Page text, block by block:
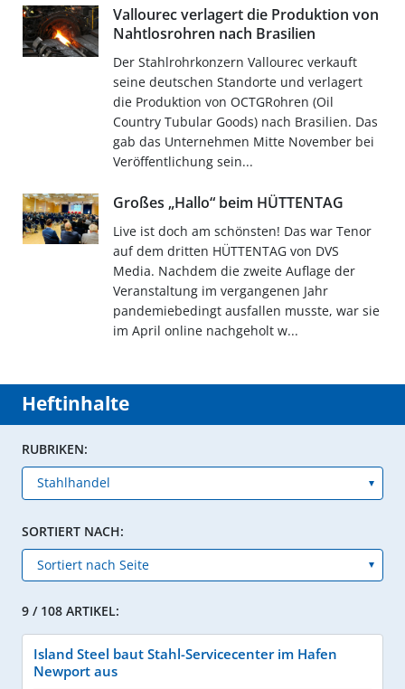
Vallourec verlagert die Produktion von
Nahtlosrohren nach Brasilien
Der Stahlrohrkonzern Vallourec verkauft
seine deutschen Standorte und verlagert
die Produktion von OCTGRohren (Oil
Country Tubular Goods) nach Brasilien. Das
gab das Unternehmen Mitte November bei
Veröffentlichung sein...
Großes „Hallo“ beim HÜTTENTAG
Live ist doch am schönsten! Das war Tenor
auf dem dritten HÜTTENTAG von DVS
Media. Nachdem die zweite Auflage der
Veranstaltung im vergangenen Jahr
pandemiebedingt ausfallen musste, war sie
im April online nachgeholt w...
Heftinhalte
RUBRIKEN:
SORTIERT NACH:
9 / 108 ARTIKEL:
Island Steel baut Stahl-Servicecenter im Hafen
Newport aus